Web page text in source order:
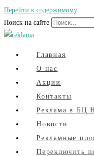
Перейти к содержимому
Поиск на сайте
Главная
О нас
Акции
Контакты
Реклама в БЦ
Новости
Рекламные
Переключить